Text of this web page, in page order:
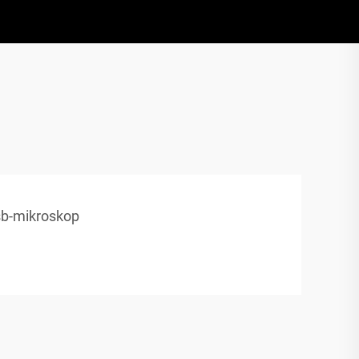
mikroskop